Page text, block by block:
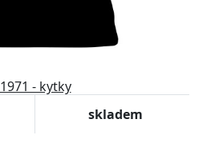
1971 - kytky
skladem